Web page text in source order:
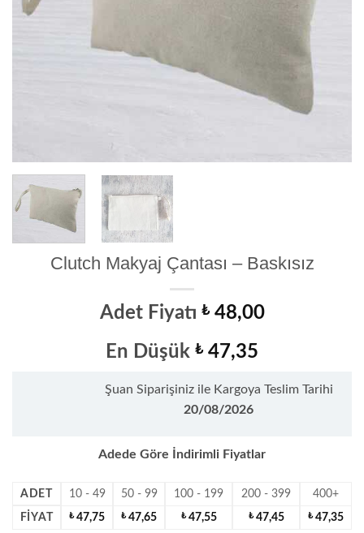
Clutch Makyaj Çantası – Baskısız
Adet Fiyatı ₺48,00
En Düşük ₺47,35
Şuan Siparişiniz ile Kargoya Teslim Tarihi
20/08/2026
Adede Göre İndirimli Fiyatlar
ADET 10 - 49 50 - 99 100 - 199 200 - 399
400+
FIYAT
₺47,75 ₺47,65 ₺47,55 ₺47,45 ₺47,35